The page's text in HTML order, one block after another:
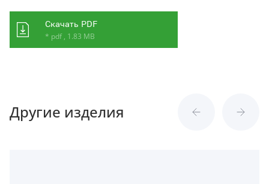
Скачать PDF
* pdf , 1.83 MB
Другие изделия